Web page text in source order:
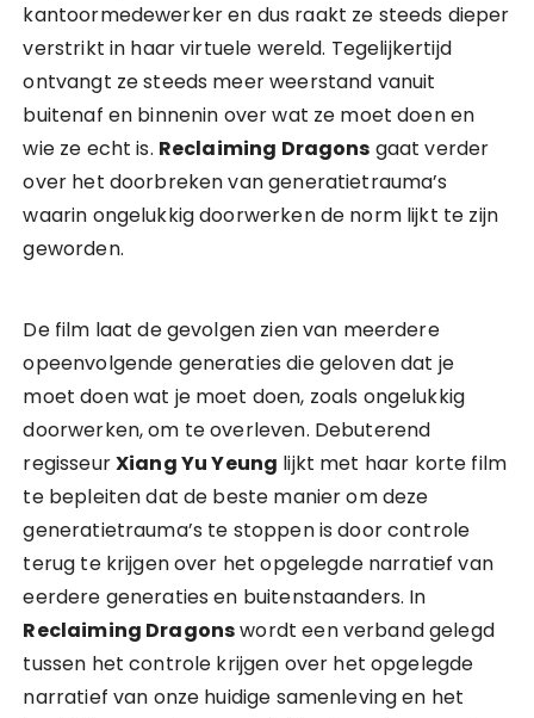
kantoormedewerker en dus raakt ze steeds dieper
verstrikt in haar virtuele wereld. Tegelijkertijd
ontvangt ze steeds meer weerstand vanuit
buitenaf en binnenin over wat ze moet doen en
wie ze echt is. Reclaiming Dragons gaat verder
over het doorbreken van generatietrauma’s
waarin ongelukkig doorwerken de norm lijkt te zijn
geworden.
De film laat de gevolgen zien van meerdere
opeenvolgende generaties die geloven dat je
moet doen wat je moet doen, zoals ongelukkig
doorwerken, om te overleven. Debuterend
regisseurXiang Yu Yeung lijkt met haar korte film
te bepleiten dat de beste manier om deze
generatietrauma’s te stoppen is door controle
terug te krijgen over het opgelegde narratief van
eerdere generaties en buitenstaanders. In
Reclaiming Dragonswordt een verband gelegd
tussen het controle krijgen over het opgelegde
narratief van onze huidige samenleving en het